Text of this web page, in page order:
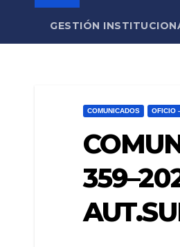
GESTIÓN
COMUNICADOS OFICIO